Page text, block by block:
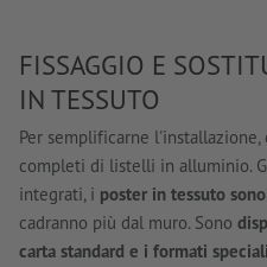
FISSAGGIO E
IN TESSUTO
Per semplificarne
completi di listelli in alluminio.
integrati, i poster in tessuto
cadranno più dal muro. Sono
carta standard e i formati